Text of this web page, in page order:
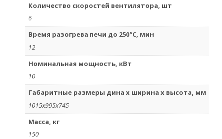
Количество скоростей вентилятора, шт
6
Время разогрева печи до 250°С, мин
12
Номинальная мощность, кВт
10
Габаритные размеры дина х ширина х высота, мм
1015х995х745
Масса, кг
150